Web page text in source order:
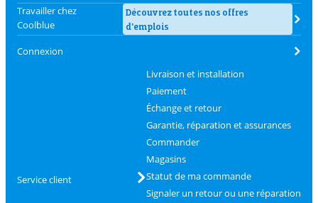
Travailler chez
Coolblue
Découvrez toutes nos offres
d'emplois
Connexion
Service client
Livraison et installation
Paiement
Échange et retour
Garantie, réparation et assurances
Commander
Magasins
Statut de ma commande
Signaler un retour ou une réparation